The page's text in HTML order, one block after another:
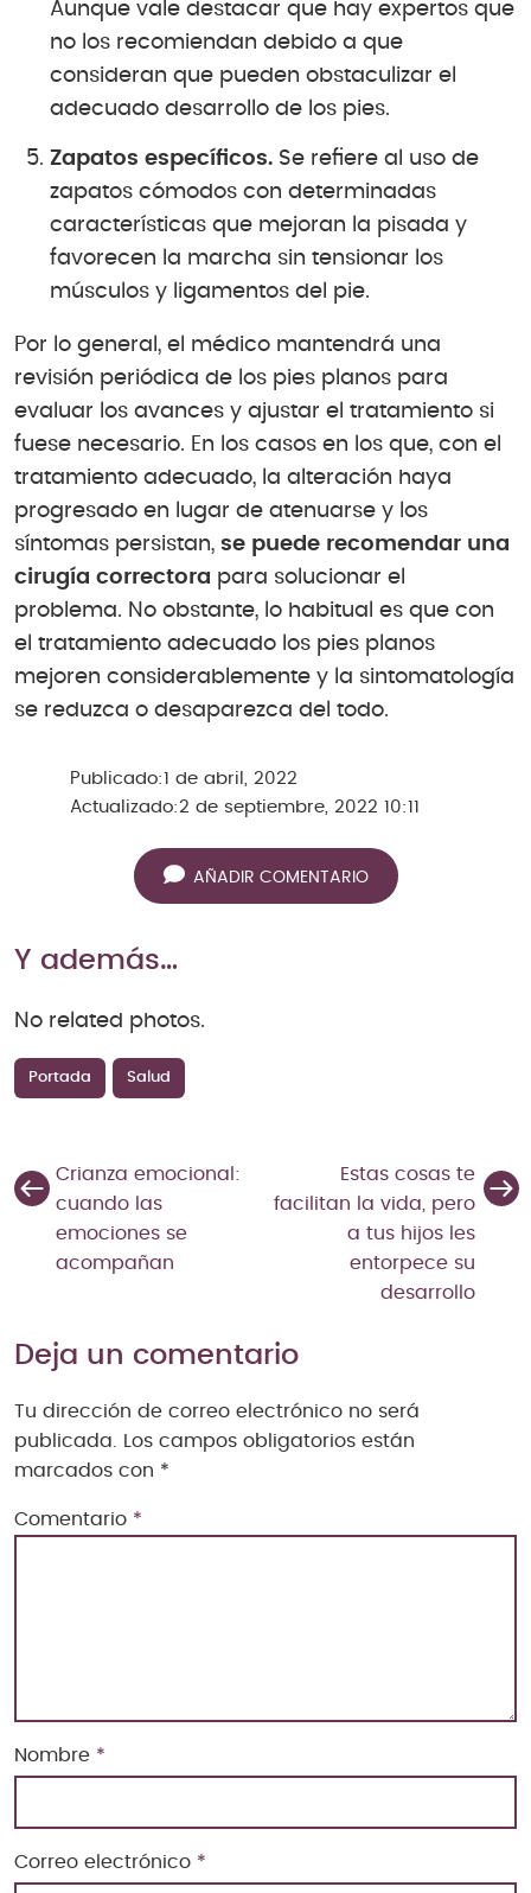
Aunque vale destacar que hay expertos que
no los recomiendan debido a que
consideran que pueden obstaculizar el
adecuado desarrollo de los pies.
Zapatos específicos. Se refiere al uso de
zapatos cómodos con determinadas
características que mejoran la pisada y
favorecen la marcha sin tensionar los
músculos y ligamentos del pie.
Por lo general, el médico mantendrá una
revisión periódica de los pies planos para
evaluar los avances y ajustar el tratamiento si
fuese necesario. En los casos en los que, con el
tratamiento adecuado, la alteración haya
progresado en lugar de atenuarse y los
síntomas persistan, se puede recomendar una
cirugía correctora para solucionar el
problema. No obstante, lo habitual es que con
el tratamiento adecuado los pies planos
mejoren considerablemente y la sintomatología
se reduzca o desaparezca del todo.
Publicado:1 de abril, 2022
Actualizado:2 de septiembre, 2022 10:11
AÑADIR COMENTARIO
Y además…
No related photos.
Portada Salud
Crianza emocional:
cuando las
emociones se
acompañan
Estas cosas te
facilitan la vida, pero
a tus hijos les
entorpece su
desarrollo
Deja un comentario
Tu dirección de correo electrónico no será
publicada. Los campos obligatorios están
marcados con *
Comentario *
Nombre *
Correo electrónico *